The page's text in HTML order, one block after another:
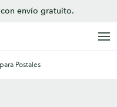
envío gratuito.
Postales